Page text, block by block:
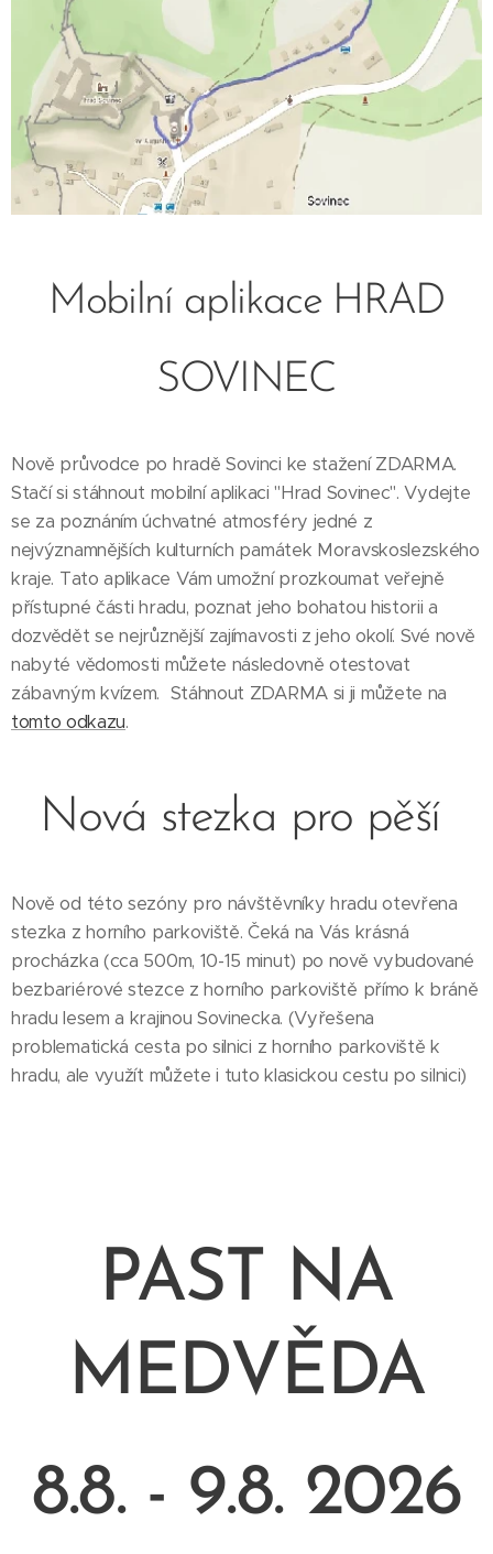
Mobilní aplikace HRAD
SOVINEC
Nově průvodce po hradě Sovinci ke stažení ZDARMA.
Stačí si stáhnout mobilní aplikaci "Hrad Sovinec". Vydejte
se za poznáním úchvatné atmosféry jedné z
nejvýznamnějších kulturních památek Moravskoslezského
kraje. Tato aplikace Vám umožní prozkoumat veřejně
přístupné části hradu, poznat jeho bohatou historii a
dozvědět se nejrůznější zajímavosti z jeho okolí. Své nově
nabyté vědomosti můžete následovně otestovat
zábavným kvízem. Stáhnout ZDARMA si ji můžete na
tomto odkazu.
Nová stezka pro pěší
Nově od této sezóny pro návštěvníky hradu otevřena
stezka z horního parkoviště. Čeká na Vás krásná
procházka (cca 500m, 10-15 minut) po nově vybudované
bezbariérové stezce z horního parkoviště přímo k bráně
hradu lesem a krajinou Sovinecka. (Vyřešena
problematická cesta po silnici z horního parkoviště k
hradu, ale využít můžete i tuto klasickou cestu po silnici)
PAST NA
MEDVĚDA
8.8. - 9.8. 2026